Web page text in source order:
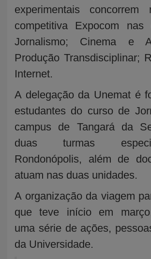
experimentais concorrem
competitiva Expocom nas
Jornalismo; Cinema e
Produção Transdisciplinar;
Internet.
A delegação da Unemat é
estudantes do curso de
campus de Tangará da
duas turmas
Rondonópolis, além de
atuam nas duas unidades.
A organização da viagem
que teve início em
uma série de ações,
da Universidade.